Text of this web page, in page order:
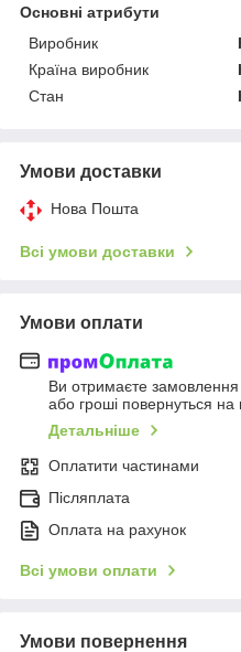
Основні атрибути
Виробник
Країна виробник
Стан
Умови доставки
Нова Пошта
Всі умови доставки
Умови оплати
Ви отримаєте замовлення
або гроші повернуться на
Детальніше
Оплатити частинами
Післяплата
Оплата на рахунок
Всі умови оплати
Умови повернення